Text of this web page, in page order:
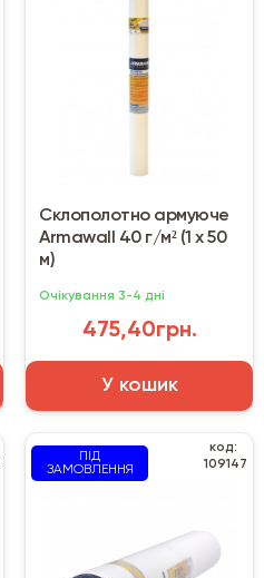
Склополотно армуюче
Armawall 40 г/м² (1 х 50
м)
Очікування 3-4 дні
475,40грн.
У кошик
ПІД
ЗАМОВЛЕННЯ
код:
109147